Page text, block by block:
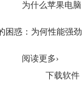
为什么苹果电脑
困惑：为何性能强劲
阅读更多›
下载软件